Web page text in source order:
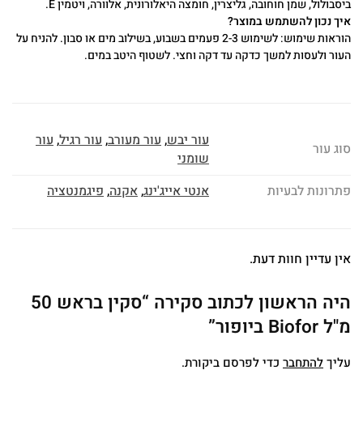
ביסבולול, שמן חוחובה, גליצרין, חומצה היאלורונית, אלוורה, ויטמין E.
איך נכון להשתמש במוצר?
הוראות שימוש: לשימוש 2-3 פעמים בשבוע, בשילוב מים או סבון. להניח על
העור ולעסות למשך כדקה עד דקה וחצי. לשטוף היטב במים.
סוג עור עור יבש,עור מעורב,עור רגיל,עור
שומני
פתרונות לבעיות
אנטי אייג'ינג,אקנה,פיגמנטציה
אין עדיין חוות דעת.
היה הראשון לכתוב סקירה “סקין בראש 50
מ"ל Biofor ביופור”
עליךלהתחבר כדי לפרסם ביקורת.